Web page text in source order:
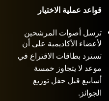
قواعد عملية الاختيار
ترسل أصوات المرشحين
لأعضاء الأكاديمية على أن
تسترد بطاقات الاقتراع في
موعد لا يتجاوز خمسة
أسابيع قبل حفل توزيع
الجوائز.